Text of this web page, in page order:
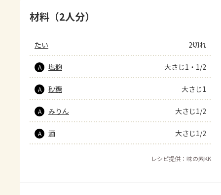
材料（2人分）
たい 2切れ
A 塩麹 大さじ1・1/2
A 砂糖 大さじ1
A みりん 大さじ1/2
A 酒 大さじ1/2
レシピ提供：味の素KK